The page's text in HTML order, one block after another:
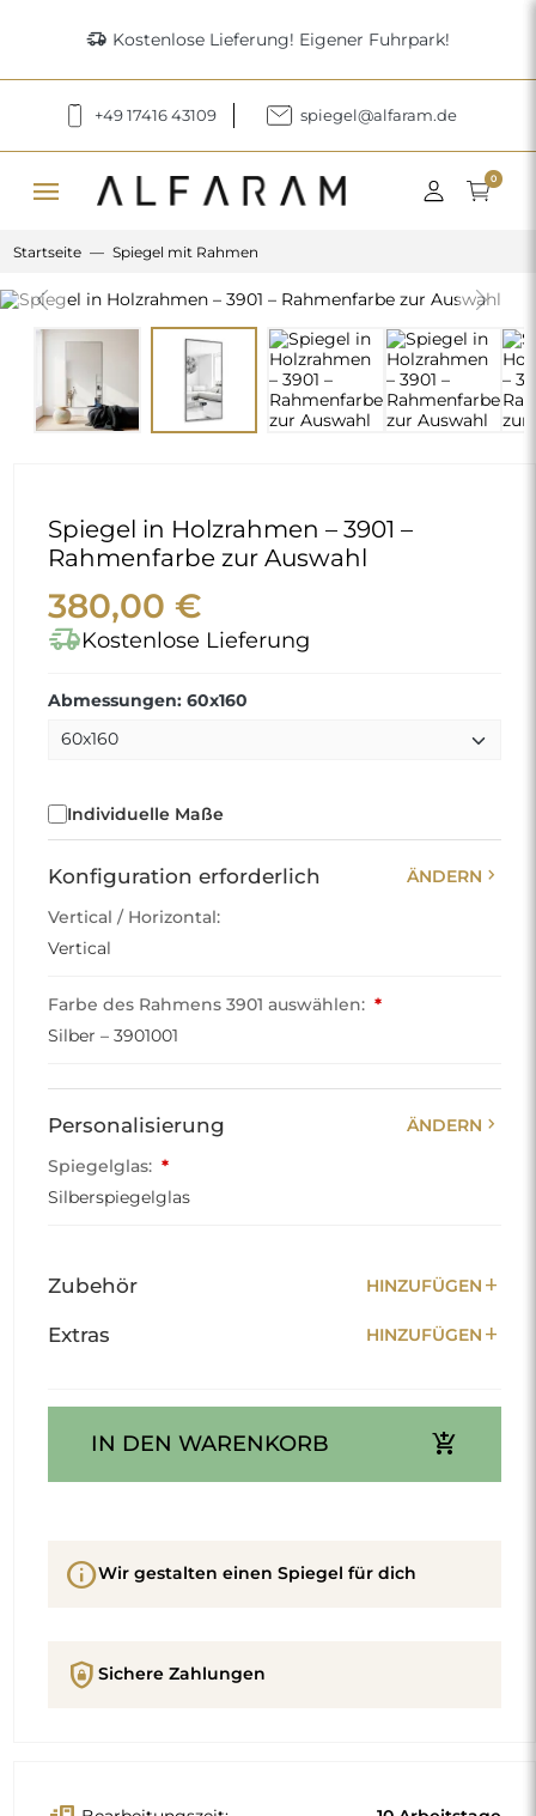
delivery_truck_speed Kostenlose Lieferung! Eigener Fuhrpark!
+49 17416 43109 spiegel@alfaram.de
menu 0
Startseite Spiegel mit Rahmen
Previous Next
Spiegel in Holzrahmen – 3901 –
Rahmenfarbe zur Auswahl
380,00 €
delivery_truck_speedKostenlose Lieferung
Abmessungen: 60x160
Individuelle Maße
Konfiguration erforderlich ÄNDERN chevron_right
Vertical / Horizontal:
Vertical
Farbe des Rahmens 3901 auswählen: *
Silber – 3901001
Personalisierung ÄNDERN chevron_right
Spiegelglas: *
Silberspiegelglas
Zubehör HINZUFÜGEN add
Extras HINZUFÜGEN add
IN DEN WARENKORB add_shopping_cart
infoWir gestalten einen Spiegel für dich
shield_lock Sichere Zahlungen